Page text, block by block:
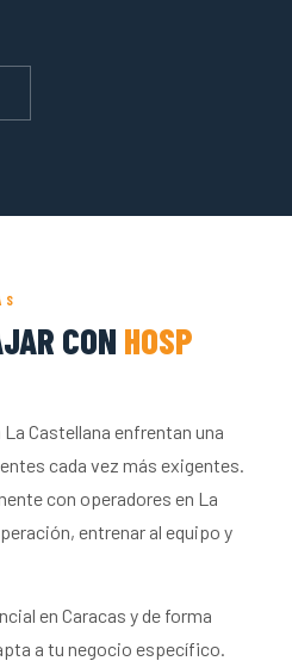
CON HOSP
Castellana enfrentan una
cada vez más exigentes.
con operadores en La
entrenar al equipo y
en Caracas y de forma
a tu negocio específico.